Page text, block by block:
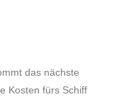
das nächste
Kosten fürs Schiff